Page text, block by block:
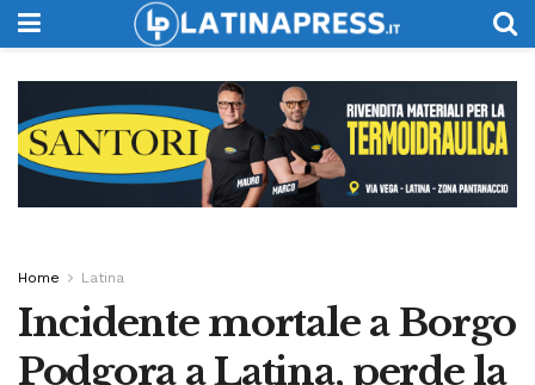
Home Latina
Incidente mortale a Borgo
Podgora a Latina, perde la